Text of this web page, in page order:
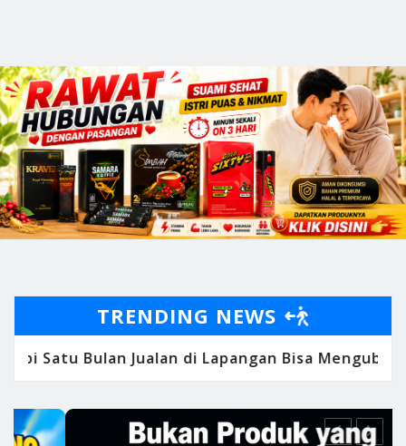
TRENDING NEWS
tapi Energi dan Karaktermu: Mengapa